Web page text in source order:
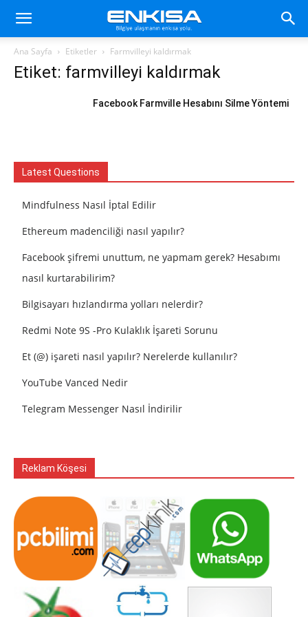
Ana Sayfa Etiketler Farmvilleyi kaldırmak
Etiket: farmvilleyi kaldırmak
Facebook Farmville Hesabını Silme Yöntemi
Latest Questions
Mindfulness Nasıl İptal Edilir
Ethereum madenciliği nasıl yapılır?
Facebook şifremi unuttum, ne yapmam gerek? Hesabımı
nasıl kurtarabilirim?
Bilgisayarı hızlandırma yolları nelerdir?
Redmi Note 9S -Pro Kulaklık İşareti Sorunu
Et (@) işareti nasıl yapılır? Nerelerde kullanılır?
YouTube Vanced Nedir
Telegram Messenger Nasıl İndirilir
Reklam Köşesi